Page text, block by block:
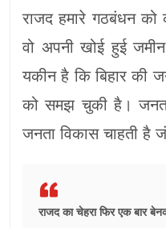
राजद हमारे गठबंधन को
वो अपनी खोई हुई
यकीन है कि बिहार की
को समझ चुकी है।
जनता विकास चाहती है
राजद का चेहरा फिर एक बार